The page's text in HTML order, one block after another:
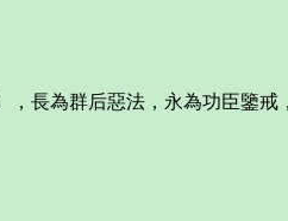
長為群后惡法，永為功臣鑒戒